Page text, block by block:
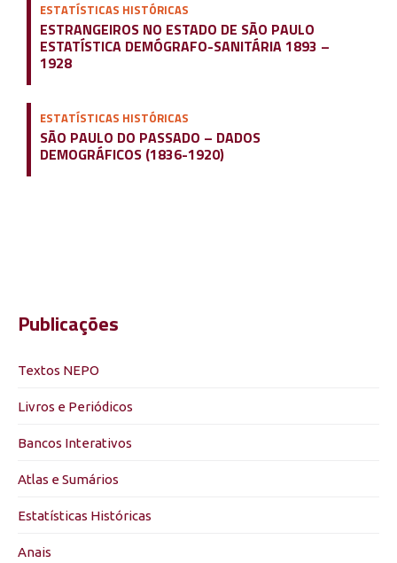
ESTATÍSTICAS HISTÓRICAS
ESTRANGEIROS NO ESTADO DE SÃO PAULO
ESTATÍSTICA DEMÓGRAFO-SANITÁRIA 1893 –
1928
ESTATÍSTICAS HISTÓRICAS
SÃO PAULO DO PASSADO – DADOS
DEMOGRÁFICOS (1836-1920)
Publicações
Textos NEPO
Livros e Periódicos
Bancos Interativos
Atlas e Sumários
Estatísticas Históricas
Anais